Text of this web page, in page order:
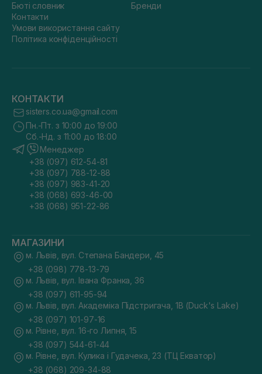
Бюті словник
Контакти
Умови використання сайту
Політика конфіденційності
Бренди
КОНТАКТИ
sisters.co.ua@gmail.com
Пн.-Пт. з 10:00 до 19:00
Сб.-Нд. з 11:00 до 18:00
Менеджер
+38 (097) 612-54-81
+38 (097) 788-12-88
+38 (097) 983-41-20
+38 (068) 693-46-00
+38 (068) 951-22-86
МАГАЗИНИ
м. Львів, вул. Степана Бандери, 45
+38 (098) 778-13-79
м. Львів, вул. Івана Франка, 36
+38 (097) 611-95-94
м. Львів, вул. Академіка Підстригача, 1В (Duck's Lake)
+38 (097) 101-97-16
м. Рівне, вул. 16-го Липня, 15
+38 (097) 544-61-44
м. Рівне, вул. Кулика і Гудачека, 23 (ТЦ Екватор)
+38 (068) 209-34-88